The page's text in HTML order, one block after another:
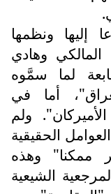
إليها ونظمها
المالكي وهادي
لما سمَّوه
أما في
ولم
الحقيقية
ممكنا" وهذه
الشيعية